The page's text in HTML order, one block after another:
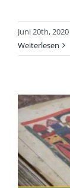
Juni 20th, 2020
Weiterlesen